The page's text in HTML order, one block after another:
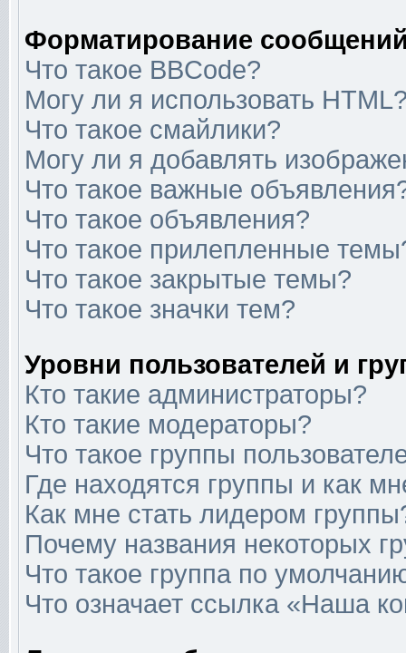
Форматирование
Что такое BBCode?
Могу ли я использовать
Что такое смайлики?
Могу ли я добавлять
Что такое важные
Что такое объявления?
Что такое прилепленные
Что такое закрытые темы?
Что такое значки тем?
Уровни пользователей и
Кто такие администраторы?
Кто такие модераторы?
Что такое группы
Где находятся группы и как
Как мне стать лидером
Почему названия некоторых
Что такое группа по
Что означает ссылка «Наша